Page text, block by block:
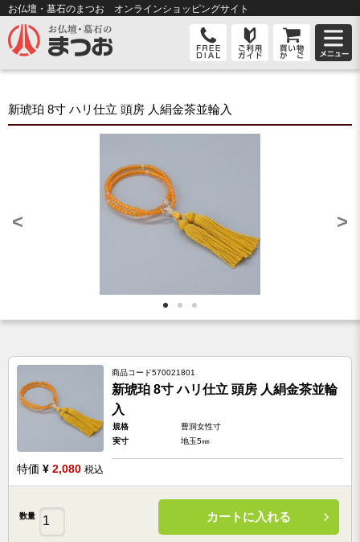
お仏壇・墓石のまつお オンラインショッピングサイト
新琥珀 8寸 ハリ仕立 頭房 人絹金茶並輪入
< >
商品コード570021801
新琥珀 8寸 ハリ仕立 頭房 人絹金茶並輪
入
規格
曹洞女性寸
実寸
地玉5㎜
特価 ¥ 2,080 税込
数量 カートに入れる